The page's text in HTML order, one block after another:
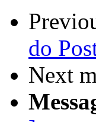
do
Next